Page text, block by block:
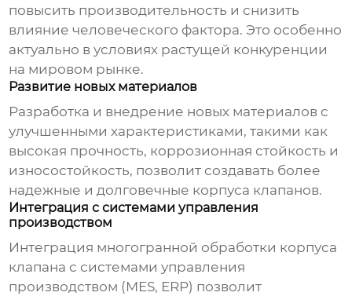
повысить производительность и снизить
влияние человеческого фактора. Это особенно
актуально в условиях растущей конкуренции
на мировом рынке.
Развитие новых материалов
Разработка и внедрение новых материалов с
улучшенными характеристиками, такими как
высокая прочность, коррозионная стойкость и
износостойкость, позволит создавать более
надежные и долговечные корпуса клапанов.
Интеграция с системами управления
производством
Интеграция многогранной обработки корпуса
клапана с системами управления
производством (MES, ERP) позволит